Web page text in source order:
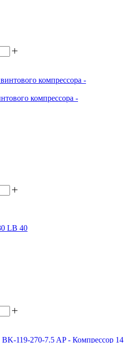
компрессора -
LB 40